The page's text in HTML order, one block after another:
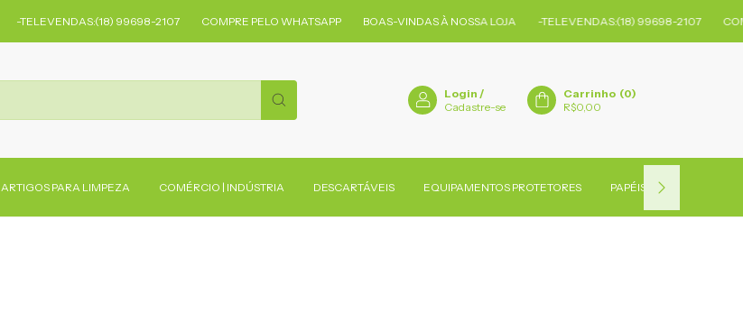
-TELEVENDAS:(18) 99698-2107 COMPRE PELO WHATSAPP BOAS-VINDAS À NOSSA LOJA -TELEVENDAS:(18) 99698-2107
Login /
Cadastre-se
Carrinho (0)
R$0,00
ARTIGOS PARA LIMPEZA COMÉRCIO | INDÚSTRIA DESCARTÁVEIS EQUIPAMENTOS PROTETORES PAPÉIS